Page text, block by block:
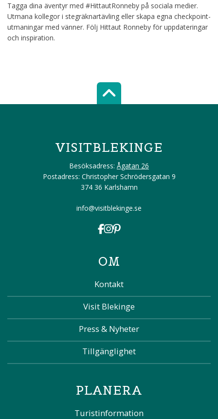
Tagga dina äventyr med #HittautRonneby på sociala medier.
Utmana kollegor i stegräknartävling eller skapa egna checkpoint-
utmaningar med vänner. Följ Hittaut Ronneby för uppdateringar
och inspiration.
Scroll top of
VISITBLEKINGE
Besöksadress: Ågatan 26
Postadress: Christopher Schrödersgatan 9
374 36 Karlshamn
info@visitblekinge.se
OM
Kontakt
Visit Blekinge
Press & Nyheter
Tillgänglighet
PLANERA
Turistinformation